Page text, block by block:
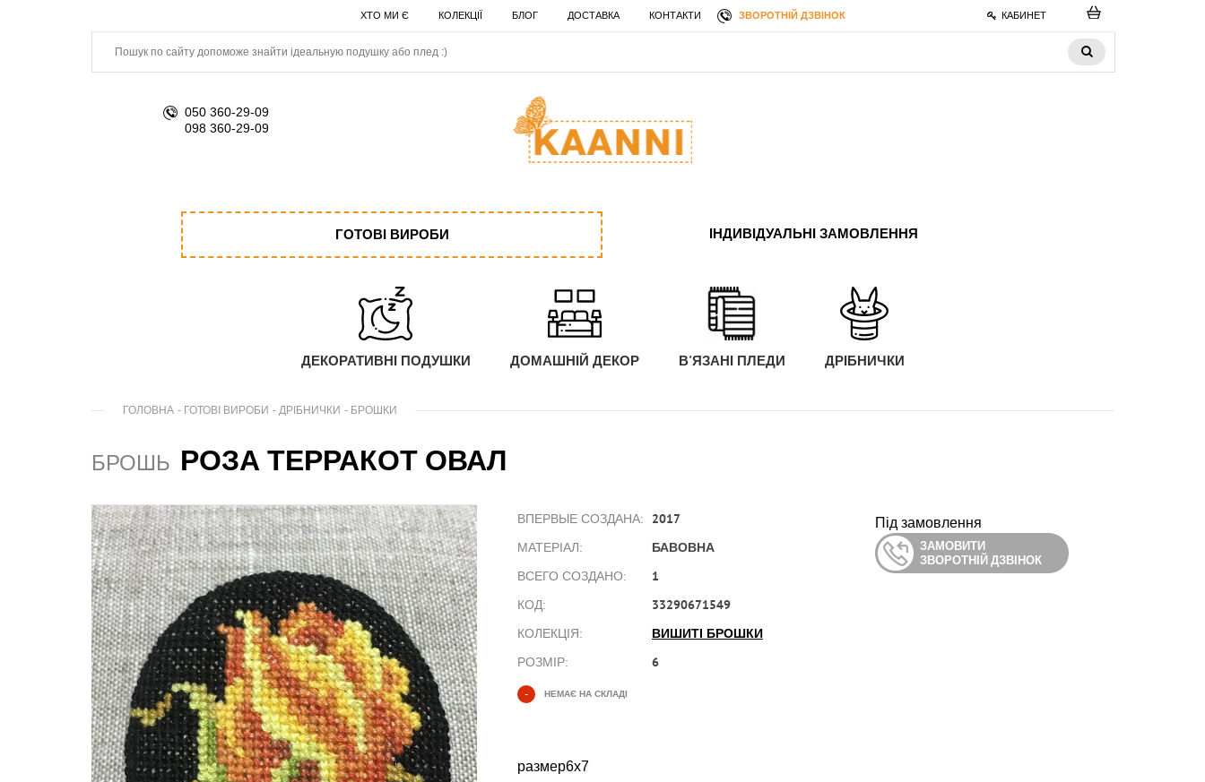
ХТО МИ Є КОЛЕКЦІЇ БЛОГ ДОСТАВКА КОНТАКТИ ЗВОРОТНІЙ ДЗВІНОК КАБИНЕТ
050 360-29-09
098 360-29-09
ГОТОВІ ВИРОБИ ІНДИВІДУАЛЬНІ ЗАМОВЛЕННЯ
ДЕКОРАТИВНІ ПОДУШКИ ДОМАШНІЙ ДЕКОР В'ЯЗАНІ ПЛЕДИ ДРІБНИЧКИ
ГОЛОВНА - ГОТОВІ ВИРОБИ - ДРІБНИЧКИ - БРОШКИ
БРОШЬ РОЗА ТЕРРАКОТ ОВАЛ
ВПЕРВЫЕ СОЗДАНА: 2017
МАТЕРІАЛ: БАВОВНА
ВСЕГО СОЗДАНО: 1
КОД: 33290671549
КОЛЕКЦІЯ: ВИШИТІ БРОШКИ
РОЗМІР: 6
Під замовлення
ЗАМОВИТИ
ЗВОРОТНІЙ ДЗВІНОК
- НЕМАЄ НА СКЛАДІ
размер6х7